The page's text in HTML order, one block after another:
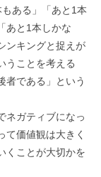
ある」「あと1本
あと1本しかな
ンキングと捉えが
うことを考える
者である」という
ネガティブになっ
て価値観は大きく
くことが大切かを